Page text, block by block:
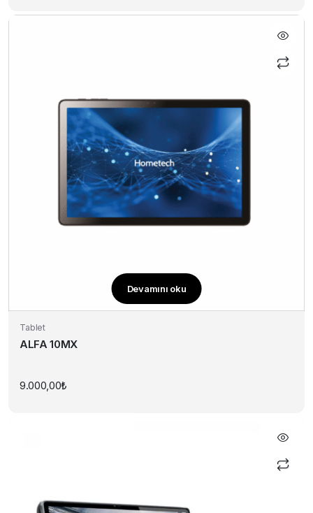
Devamını oku
Tablet
ALFA 10MX
9.000,00₺